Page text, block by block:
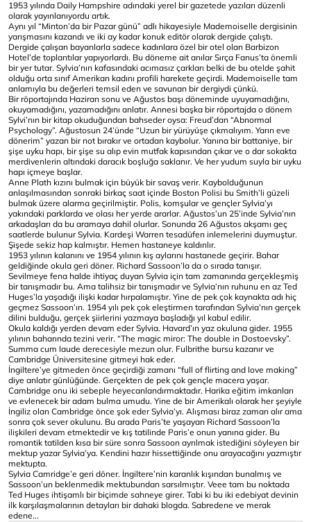
1953 yılında Daily Hampshire adındaki yerel bir gazetede yazıları düzenli
olarak yayınlanıyordu artık.
Aynı yıl “Minton’da bir Pazar günü” adlı hikayesiyle Mademoiselle dergisinin
yarışmasını kazandı ve iki ay kadar konuk editör olarak dergide çalıştı.
Dergide çalışan bayanlarla sadece kadınlara özel bir otel olan Barbizon
Hotel’de toplantılar yapıyorlardı. Bu döneme ait anılar Sırça Fanus’ta önemli
bir yer tutar. Sylvia’nın kafasındaki acımasız çarkları belki de bu otelde şahit
olduğu orta sınıf Amerikan kadını profili harekete geçirdi. Mademoiselle tam
anlamıyla bu değerleri temsil eden ve savunan bir dergiydi çünkü.
Bir röportajında Haziran sonu ve Ağustos başı döneminde uyuyamadığını,
okuyamadığını, yazamadığını anlatır. Annesi başka bir röportajda o dönem
Sylvi’nın bir kitap okuduğundan bahseder oysa: Freud’dan “Abnormal
Psychology”. Ağustosun 24’ünde “Uzun bir yürüyüşe çıkmalıyım. Yarın eve
dönerim” yazan bir not bırakır ve ortadan kaybolur. Yanına bir battaniye, bir
şişe uyku hapı, bir şişe su alıp evin mutfak kapısından çıkar ve o dar sokakta
merdivenlerin altındaki daracık boşluğa saklanır. Ve her yudum suyla bir uyku
hapı içmeye başlar.
Anne Plath kızını bulmak için büyük bir savaş verir. Kaybolduğunun
anlaşılmasından sonraki birkaç saat içinde Boston Polisi bu Smith’li güzeli
bulmak üzere alarma geçirilmiştir. Polis, komşular ve gençler Sylvia’yı
yakındaki parklarda ve olası her yerde ararlar. Ağustos’un 25’inde Sylvia’nın
arkadaşları da bu aramaya dahil olurlar. Sonunda 26 Ağustos akşamı geç
saatlerde bulunur Sylvia. Kardeşi Warren tesadüfen inlemelerini duymuştur.
Şişede sekiz hap kalmıştır. Hemen hastaneye kaldırılır.
1953 yılının kalanını ve 1954 yılının kış aylarını hastanede geçirir. Bahar
geldiğinde okula geri döner. Richard Sassoon’la da o sırada tanışır.
Sevilmeye fena halde ihtiyaç duyan Sylvia için tam zamanında gerçekleşmiş
bir tanışmadır bu. Ama talihsiz bir tanışmadır ve Sylvia’nın ruhunu en az Ted
Huges’la yaşadığı ilişki kadar hırpalamıştır. Yine de pek çok kaynakta adı hiç
geçmez Sassoon’ın. 1954 yılı pek çok eleştirmen tarafından Sylvia’nın gerçek
dilini bulduğu, gerçek şiirlerini yazmaya başladığı yıl kabul edilir.
Okula kaldığı yerden devam eder Sylvia. Havard’ın yaz okuluna gider. 1955
yılının baharında tezini verir. “The magic miror: The double in Dostoevsky”.
Summa cum laude derecesiyle mezun olur. Fulbrithe bursu kazanır ve
Cambridge Üniversitesine gitmeyi hak eder.
İngiltere’ye gitmeden önce geçirdiği zamanı “full of flirting and love making”
diye anlatır günlüğünde. Gerçekten de pek çok gençle macera yaşar.
Cambridge onu iki sebeple heyecanlandırmaktadır. Harika eğitim imkanları
ve evlenecek bir adam bulma umudu. Yine de bir Amerikalı olarak her şeyiyle
İngiliz olan Cambridge önce şok eder Sylvia’yı. Alışması biraz zaman alır ama
sonra çok sever okulunu. Bu arada Paris’te yaşayan Richard Sassoon’la
ilişkileri devam etmektedir ve kış tatilinde Paris’e onun yanına gider. Bu
romantik tatilden kısa bir süre sonra Sassoon ayrılmak istediğini söyleyen bir
mektup yazar Sylvia’ya. Kendini hazır hissettiğinde onu arayacağını yazmıştır
mektupta.
Sylvia Camridge’e geri döner. İngiltere’nin karanlık kışından bunalmış ve
Sassoon’un beklenmedik mektubundan sarsılmıştır. Veee tam bu noktada
Ted Huges ihtişamlı bir biçimde sahneye girer. Tabi ki bu iki edebiyat devinin
ilk karşılaşmalarının detayları bir dahaki blogda. Sabredene ve merak
edene...